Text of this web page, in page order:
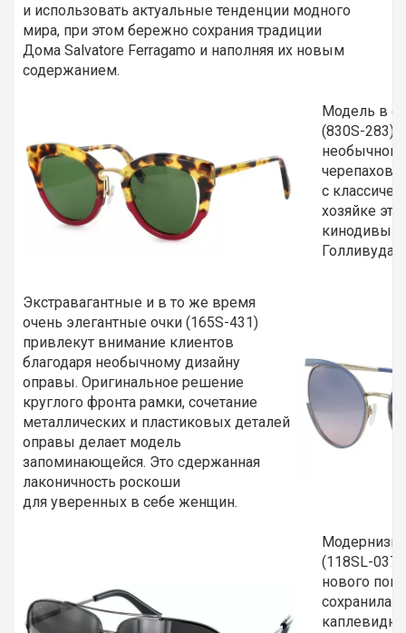
и использовать актуальные тенденции модного
мира, при этом бережно сохрания традиции
Дома Salvatore Ferragamo и наполняя их новым
содержанием.
Модель в
(830S-283)
необычной
с
хозяйке
кинодивы
Голливуда.
Экстравагантные и в то же время
очень элегантные очки (165S-431)
привлекут внимание клиентов
благодаря необычному дизайну
оправы. Оригинальное решение
круглого фронта рамки, сочетание
металлических и пластиковых деталей
оправы делает модель
запоминающейся. Это сдержанная
лаконичность роскоши
для уверенных в себе женщин.
(118SL-037)
нового
сохранила